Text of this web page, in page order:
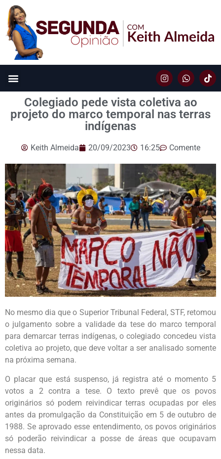
Colegiado pede vista coletiva ao
projeto do marco temporal nas terras
indígenas
Keith Almeida 20/09/2023 16:25 Comente
No mesmo dia que o Superior Tribunal Federal, STF, retomou
o julgamento sobre a validade da tese do marco temporal
para demarcar terras indígenas, o colegiado concedeu vista
coletiva ao projeto, que deve voltar a ser analisado somente
na próxima semana.
O placar que está suspenso, já registra até o momento 5
votos a 2 contra a tese. O texto prevê que os povos
originários só podem reivindicar terras ocupadas por eles
antes da promulgação da Constituição em 5 de outubro de
1988. Se aprovado esse entendimento, os povos originários
só poderão reivindicar a posse de áreas que ocupavam
nessa data.